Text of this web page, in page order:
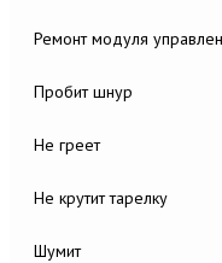
Ремонт модуля
Пробит шнур
Не греет
Не крутит тарелку
Шумит